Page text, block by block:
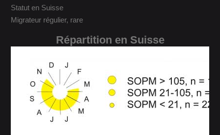
Statut en Suisse
Migrateur régulier, rare
Répartition en Suisse